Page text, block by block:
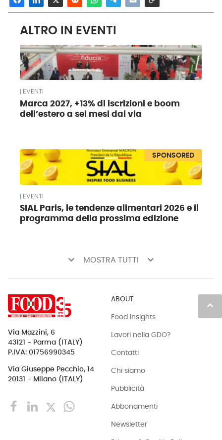
ALTRO IN EVENTI
EVENTI
Marca 2027, +13% di iscrizioni e boom
dell’estero a sei mesi dal via
SPONSORED
EVENTI
SIAL Paris, le tendenze alimentari 2026 e il
programma della prossima edizione
keyboard_arrow_down MOSTRA TUTTI keyboard_arrow_down
keyboard_arrow_up
Via Mazzini, 6
43121 - Parma (ITALY)
P.IVA: 01756990345
Via Giuseppe Pecchio, 14
20131 - Milano (ITALY)
ABOUT
Food Insights
Lavori nella GDO?
Contatti
Chi siamo
Pubblicità
Abbonamenti
Newsletter